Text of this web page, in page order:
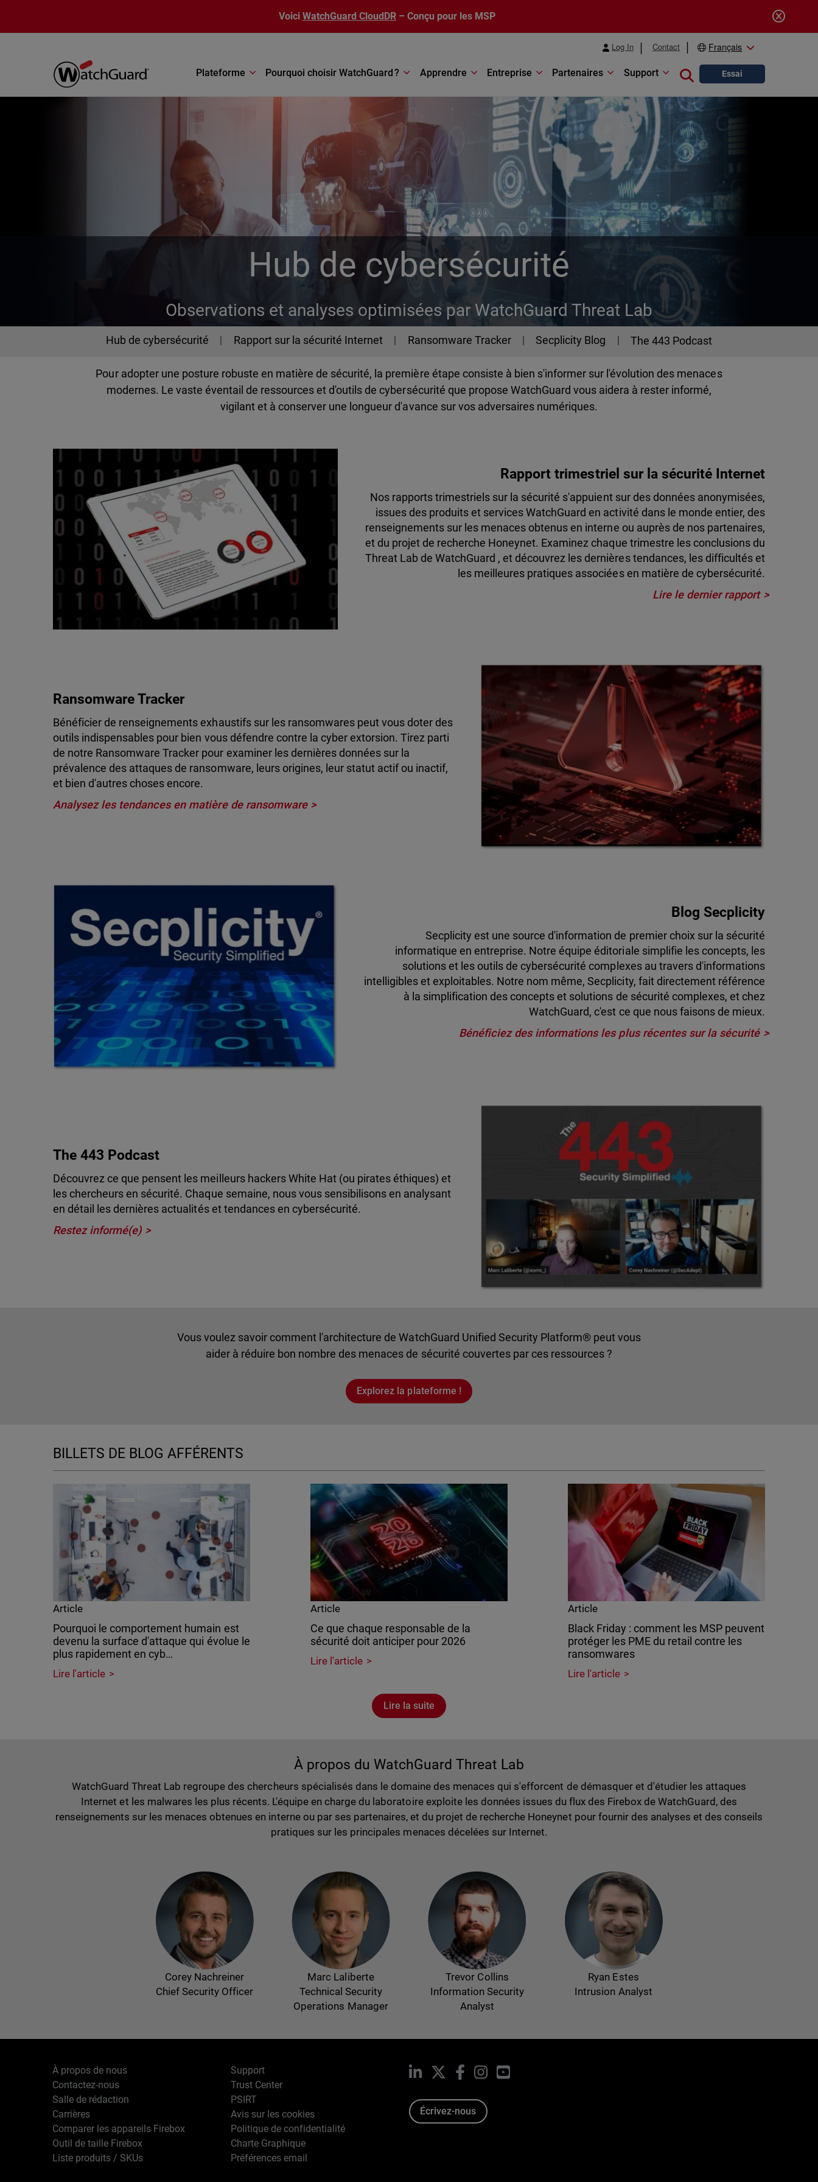
Voici WatchGuard CloudDR – Conçu pour les MSP
Log In Contact Français
Plateforme Pourquoi choisir WatchGuard ? Apprendre Entreprise Partenaires Support Close search
Essai
Hub de cybersécurité
Observations et analyses optimisées par WatchGuard Threat Lab
Cybersecurity
Hub de cybersécurité Rapport sur la sécurité Internet Ransomware Tracker Secplicity Blog The 443 Podcast
Pour adopter une posture robuste en matière de sécurité, la première étape consiste à bien s'informer sur l'évolution des menaces
modernes. Le vaste éventail de ressources et d'outils de cybersécurité que propose WatchGuard vous aidera à rester informé,
vigilant et à conserver une longueur d'avance sur vos adversaires numériques.
Rapport trimestriel sur la sécurité Internet
Nos rapports trimestriels sur la sécurité s'appuient sur des données anonymisées,
issues des produits et services WatchGuard en activité dans le monde entier, des
renseignements sur les menaces obtenus en interne ou auprès de nos partenaires,
et du projet de recherche Honeynet. Examinez chaque trimestre les conclusions du
Threat Lab de WatchGuard , et découvrez les dernières tendances, les difficultés et
les meilleures pratiques associées en matière de cybersécurité.
Lire le dernier rapport
Ransomware Tracker
Bénéficier de renseignements exhaustifs sur les ransomwares peut vous doter des
outils indispensables pour bien vous défendre contre la cyber extorsion. Tirez parti
de notre Ransomware Tracker pour examiner les dernières données sur la
prévalence des attaques de ransomware, leurs origines, leur statut actif ou inactif,
et bien d'autres choses encore.
Analysez les tendances en matière de ransomware
Blog Secplicity
Secplicity est une source d'information de premier choix sur la sécurité
informatique en entreprise. Notre équipe éditoriale simplifie les concepts, les
solutions et les outils de cybersécurité complexes au travers d'informations
intelligibles et exploitables. Notre nom même, Secplicity, fait directement référence
à la simplification des concepts et solutions de sécurité complexes, et chez
WatchGuard, c'est ce que nous faisons de mieux.
Bénéficiez des informations les plus récentes sur la sécurité
The 443 Podcast
Découvrez ce que pensent les meilleurs hackers White Hat (ou pirates éthiques) et
les chercheurs en sécurité. Chaque semaine, nous vous sensibilisons en analysant
en détail les dernières actualités et tendances en cybersécurité.
Restez informé(e)
Vous voulez savoir comment l'architecture de WatchGuard Unified Security Platform® peut vous
aider à réduire bon nombre des menaces de sécurité couvertes par ces ressources ?
Explorez la plateforme !
BILLETS DE BLOG AFFÉRENTS
Article
Pourquoi le comportement humain est
devenu la surface d'attaque qui évolue le
plus rapidement en cyb…
Lire l'article
Article
Ce que chaque responsable de la
sécurité doit anticiper pour 2026
Lire l'article
Article
Black Friday : comment les MSP peuvent
protéger les PME du retail contre les
ransomwares
Lire l'article
Lire la suite
À propos du WatchGuard Threat Lab
WatchGuard Threat Lab regroupe des chercheurs spécialisés dans le domaine des menaces qui s'efforcent de démasquer et d'étudier les attaques
Internet et les malwares les plus récents. L'équipe en charge du laboratoire exploite les données issues du flux des Firebox de WatchGuard, des
renseignements sur les menaces obtenues en interne ou par ses partenaires, et du projet de recherche Honeynet pour fournir des analyses et des conseils
pratiques sur les principales menaces décelées sur Internet.
Corey Nachreiner
Chief Security Officer
Marc Laliberte
Technical Security
Operations Manager
Trevor Collins
Information Security
Analyst
Ryan Estes
Intrusion Analyst
À propos de nous
Contactez-nous
Salle de rédaction
Carrières
Comparer les appareils Firebox
Outil de taille Firebox
Liste produits / SKUs
Support
Trust Center
PSIRT
Avis sur les cookies
Politique de confidentialité
Charte Graphique
Préférences email
LinkedIn Facebook
InstagramYouTube
Écrivez-nous